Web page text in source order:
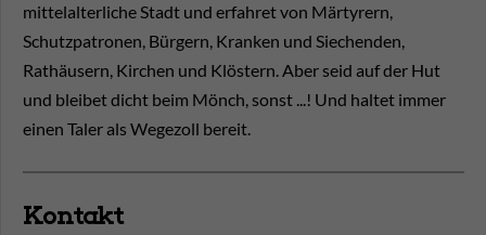
mittelalterliche Stadt und erfahret von Märtyrern,
Schutzpatronen, Bürgern, Kranken und Siechenden,
Rathäusern, Kirchen und Klöstern. Aber seid auf der Hut
und bleibet dicht beim Mönch, sonst ...! Und haltet immer
einen Taler als Wegezoll bereit.
Kontakt